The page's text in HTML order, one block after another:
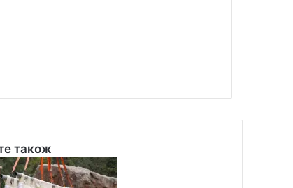
також